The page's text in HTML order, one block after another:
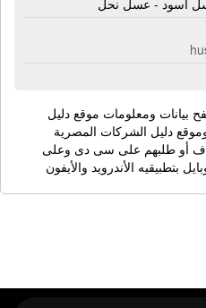
أسود - عسل نحل
ومعلومات موقع دليل
دليل الشركات المصرية
أو طلبهم على سى دى وعلى
بتطبيقيه الأندرويد والأيفون